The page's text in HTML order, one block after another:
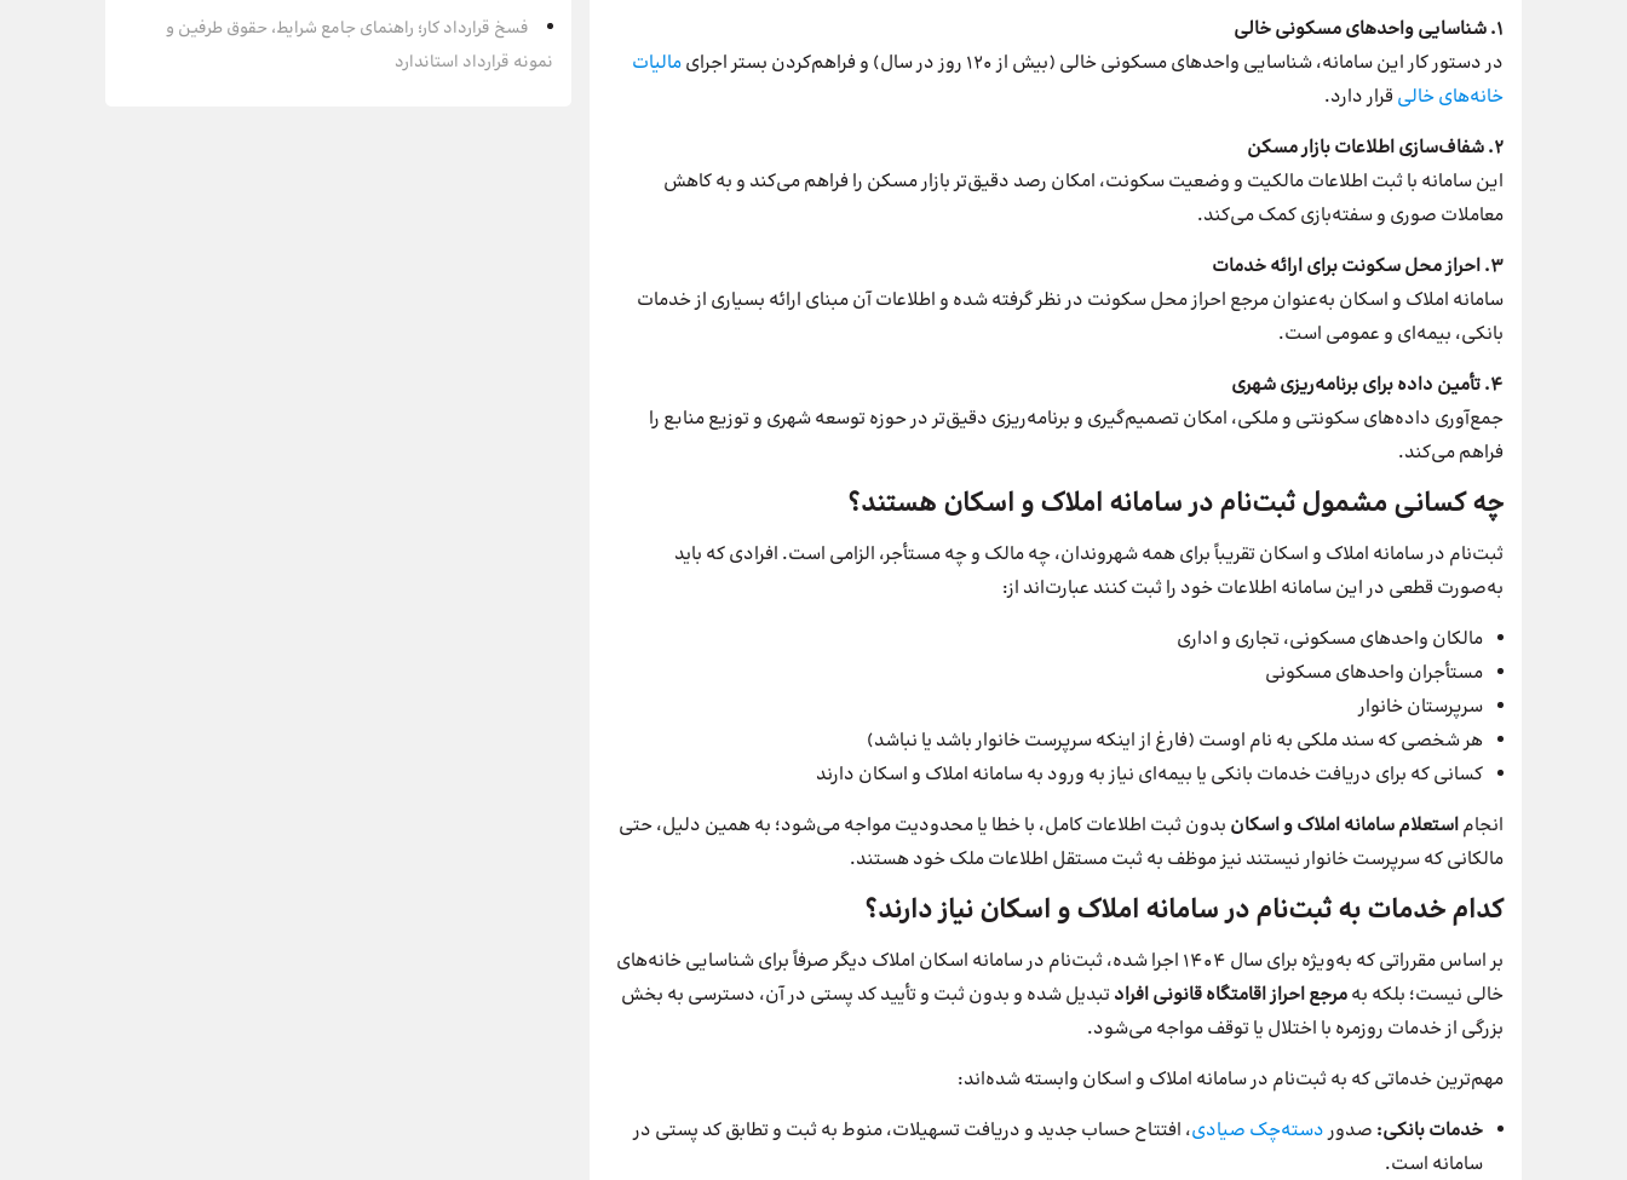
۱. شناسایی واحدهای مسکونی خالی
در دستور کار این سامانه، شناسایی واحدهای مسکونی خالی (بیش از ۱۲۰ روز در سال) و فراهم‌کردن بستر اجرای
مالیات
خانه‌های خالی قرار دارد.
۲. شفاف‌سازی اطلاعات بازار مسکن
این سامانه با ثبت اطلاعات مالکیت و وضعیت سکونت، امکان رصد دقیق‌تر بازار مسکن را فراهم می‌کند و به کاهش
معاملات صوری و سفته‌بازی کمک می‌کند.
۳. احراز محل سکونت برای ارائه خدمات
سامانه املاک و اسکان به‌عنوان مرجع احراز محل سکونت در نظر گرفته شده و اطلاعات آن مبنای ارائه بسیاری از خدمات
بانکی، بیمه‌ای و عمومی است.
۴. تأمین داده برای برنامه‌ریزی شهری
جمع‌آوری داده‌های سکونتی و ملکی، امکان تصمیم‌گیری و برنامه‌ریزی دقیق‌تر در حوزه توسعه شهری و توزیع منابع را
فراهم می‌کند.
چه کسانی مشمول ثبت‌نام در سامانه املاک و اسکان هستند؟
ثبت‌نام در سامانه املاک و اسکان تقریباً برای همه شهروندان، چه مالک و چه مستأجر، الزامی است. افرادی که باید
به‌صورت قطعی در این سامانه اطلاعات خود را ثبت کنند عبارت‌اند از:
مالکان واحدهای مسکونی، تجاری و اداری
مستأجران واحدهای مسکونی
سرپرستان خانوار
هر شخصی که سند ملکی به نام اوست (فارغ از اینکه سرپرست خانوار باشد یا نباشد)
کسانی که برای دریافت خدمات بانکی یا بیمه‌ای نیاز به ورود به سامانه املاک و اسکان دارند
انجاماستعلام سامانه املاک و اسکان بدون ثبت اطلاعات کامل، با خطا یا محدودیت مواجه می‌شود؛ به همین دلیل، حتی
مالکانی که سرپرست خانوار نیستند نیز موظف به ثبت مستقل اطلاعات ملک خود هستند.
کدام خدمات به ثبت‌نام در سامانه املاک و اسکان نیاز دارند؟
بر اساس مقرراتی که به‌ویژه برای سال ۱۴۰۴ اجرا شده، ثبت‌نام در سامانه اسکان املاک دیگر صرفاً برای شناسایی خانه‌های
خالی نیست؛ بلکه بهمرجع احراز اقامتگاه قانونی افراد تبدیل شده و بدون ثبت و تأیید کد پستی در آن، دسترسی به بخش
بزرگی از خدمات روزمره با اختلال یا توقف مواجه می‌شود.
مهم‌ترین خدماتی که به ثبت‌نام در سامانه املاک و اسکان وابسته شده‌اند:
خدمات بانکی: صدوردسته‌چک صیادی، افتتاح حساب جدید و دریافت تسهیلات، منوط به ثبت و تطابق کد پستی در
سامانه است.
فسخ قرارداد کار؛ راهنمای جامع شرایط، حقوق طرفین و
نمونه قرارداد استاندارد